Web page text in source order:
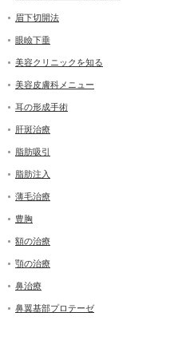
眉下切開法
眼瞼下垂
美容クリニックを知る
美容皮膚科メニュー
耳の形成手術
肝斑治療
脂肪吸引
脂肪注入
薄毛治療
豊胸
額の治療
顎の治療
鼻治療
鼻翼基部プロテーゼ